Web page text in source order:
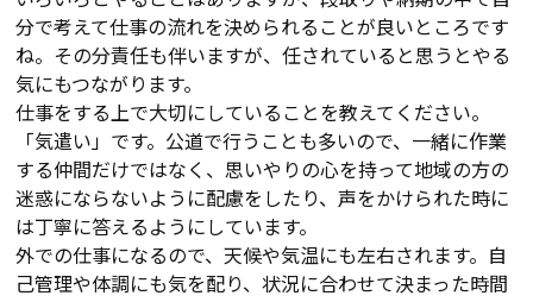
分で考えて仕事の流れを決められることが良いところです
ね。その分責任も伴いますが、任されていると思うとやる
気にもつながります。
仕事をする上で大切にしていることを教えてください。
「気遣い」です。公道で行うことも多いので、一緒に作業
する仲間だけではなく、思いやりの心を持って地域の方の
迷惑にならないように配慮をしたり、声をかけられた時に
は丁寧に答えるようにしています。
外での仕事になるので、天候や気温にも左右されます。自
己管理や体調にも気を配り、状況に合わせて決まった時間